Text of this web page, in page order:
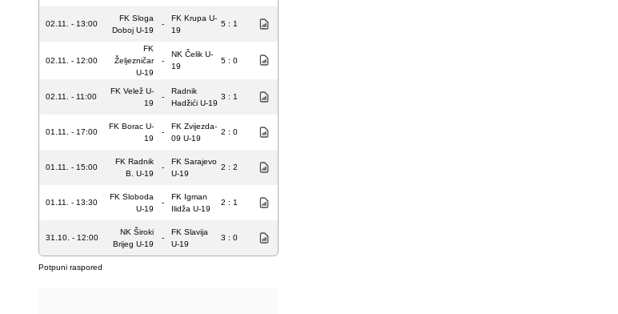
02.11. - 13:00
FK Sloga
Doboj U-19
-
FK Krupa U-
19
5 : 1
02.11. - 12:00
FK
Željezničar
U-19
-
NK Čelik U-
19
5 : 0
02.11. - 11:00
FK Velež U-
19
-
Radnik
Hadžići U-19
3 : 1
01.11. - 17:00
FK Borac U-
19
-
FK Zvijezda-
09 U-19
2 : 0
01.11. - 15:00
FK Radnik
B. U-19
-
FK Sarajevo
U-19
2 : 2
01.11. - 13:30
FK Sloboda
U-19
-
FK Igman
Ilidža U-19
2 : 1
31.10. - 12:00
NK Široki
Brijeg U-19
-
FK Slavija
U-19
3 : 0
Potpuni raspored